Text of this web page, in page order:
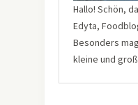
Hallo! Schön,
Edyta,
Besonders
kleine und